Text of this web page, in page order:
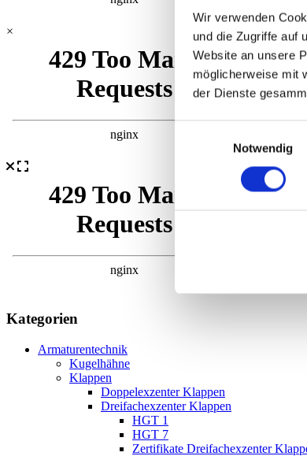
Wir verwenden
und die Zugriffe auf
Website an unsere
möglicherweise mit
der Dienste
Notwendig
×
Kategorien
Armaturentechnik
Kugelhähne
Klappen
Doppelexzenter Klappen
Dreifachexzenter Klappen
HGT 1
HGT 7
Zertifikate Dreifachexzenter